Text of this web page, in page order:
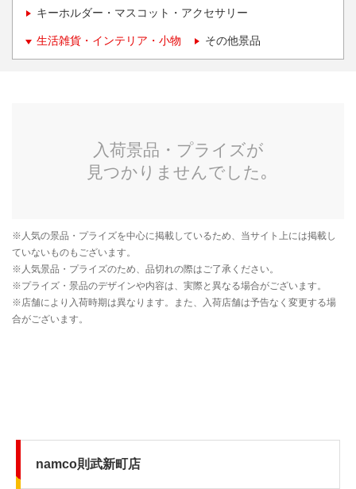
キーホルダー・マスコット・アクセサリー
生活雑貨・インテリア・小物 その他景品
namco則武新町店